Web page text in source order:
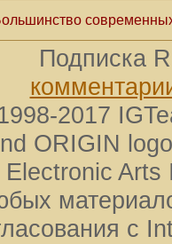
Подписка
2017
ORIGIN
Electronic Arts
с